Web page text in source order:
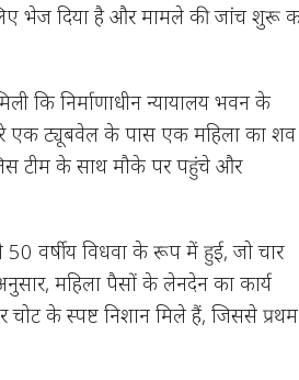
भेज दिया है और मामले की जांच शुरू
कि निर्माणाधीन न्यायालय भवन के
एक ट्यूबवेल के पास एक महिला का शव
टीम के साथ मौके पर पहुंचे और
50 वर्षीय विधवा के रूप में हुई, जो चार
महिला पैसों के लेनदेन का कार्य
के स्पष्ट निशान मिले हैं, जिससे प्रथम